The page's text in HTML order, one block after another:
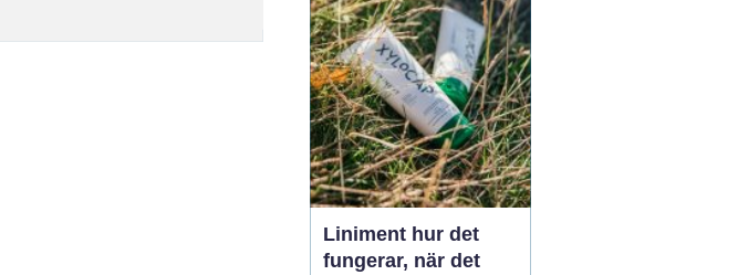
...
Liniment hur det
fungerar, när det